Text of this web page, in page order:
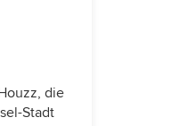
die
Stadt